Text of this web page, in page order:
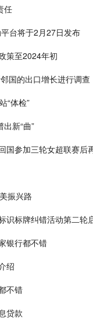
任
台将于2月27日发布
策至2024年初
国的出口增长进行调查
“体检”
新“曲”
国参加三轮女超联赛后
振兴路
识标牌纠错活动第二轮
银行都不错
绍
不错
贷款